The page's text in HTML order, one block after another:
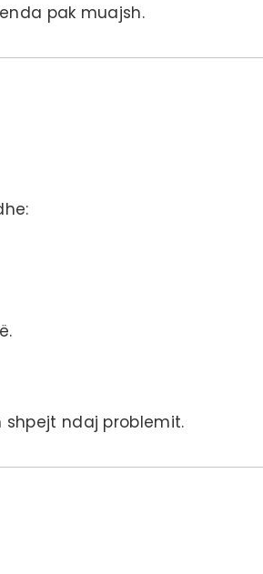
pak muajsh.
ndaj problemit.